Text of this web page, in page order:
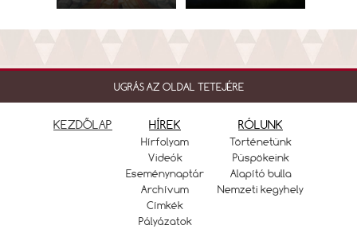
UGRÁS AZ OLDAL TETEJÉRE
KEZDŐLAP HÍREK
Hírfolyam
Videók
Eseménynaptár
Archívum
Címkék
Pályázatok
RÓLUNK
Történetünk
Püspökeink
Alapító bulla
Nemzeti kegyhely